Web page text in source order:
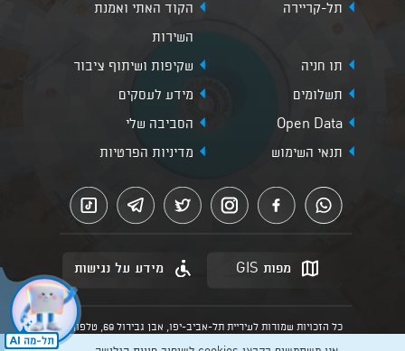
תל-קריירה
הקוד האתי ואמנת
השירות
תו חניה
שקיפות ושיתוף ציבור
תשלומים
מידע לעסקים
Open Data
הסביבה שלי
תנאי השימוש
מדיניות הפרטיות
מפות GIS מידע על נגישות
כל הזכויות שמורות לעיריית תל-אביב-יפו, אבן גבירול 69, טלפון: